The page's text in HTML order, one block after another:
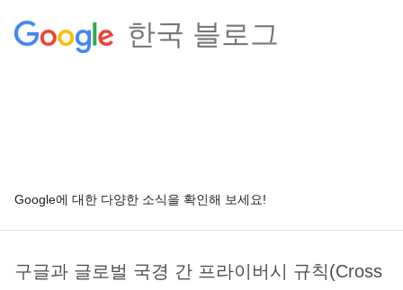
한국 블로그
Google에 대한 다양한 소식을 확인해 보세요!
구글과 글로벌 국경 간 프라이버시 규칙(Cross